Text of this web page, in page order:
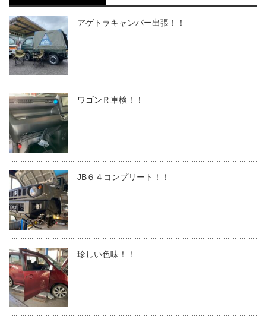
アゲトラキャンパー出張！！
ワゴンＲ車検！！
JB６４コンプリート！！
珍しい色味！！